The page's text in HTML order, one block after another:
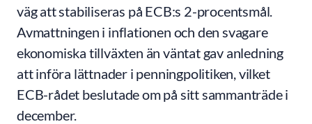
väg att stabiliseras på ECB:s 2-procentsmål.
Avmattningen i inflationen och den svagare
ekonomiska tillväxten än väntat gav anledning
att införa lättnader i penningpolitiken, vilket
ECB-rådet beslutade om på sitt sammanträde i
december.